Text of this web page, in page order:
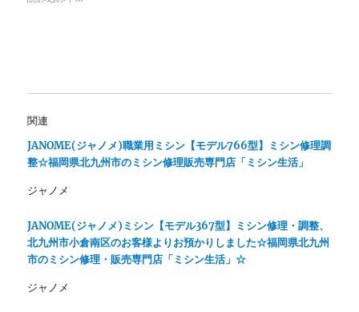
ウ
で
開
き
す
て
(
新
し
ウ
で
開
き
ま
関連
JANOME(ジャノメ)職業用ミシン【モデル766型】ミシン修理調
整☆福岡県北九州市のミシン修理販売専門店「ミシン生活」
ジャノメ
JANOME(ジャノメ)ミシン【モデル367型】ミシン修理・調整、
北九州市小倉南区のお客様よりお預かりしました☆福岡県北九州
市のミシン修理・販売専門店「ミシン生活」☆
ジャノメ